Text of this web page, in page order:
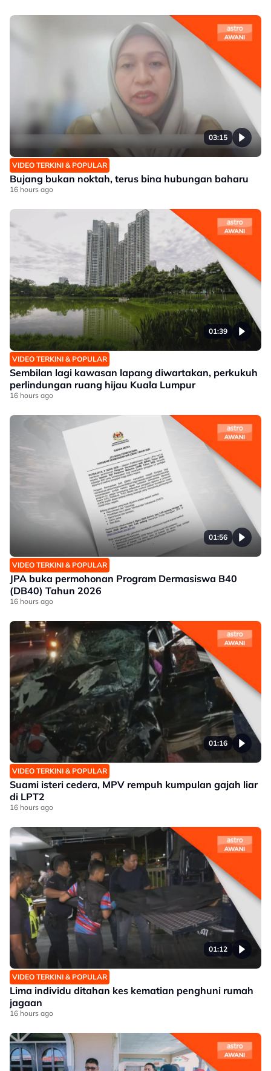
03:15
VIDEO TERKINI & POPULAR
Bujang bukan noktah, terus bina hubungan baharu
16 hours ago
01:39
VIDEO TERKINI & POPULAR
Sembilan lagi kawasan lapang diwartakan, perkukuh
perlindungan ruang hijau Kuala Lumpur
16 hours ago
01:56
VIDEO TERKINI & POPULAR
JPA buka permohonan Program Dermasiswa B40
(DB40) Tahun 2026
16 hours ago
01:16
VIDEO TERKINI & POPULAR
Suami isteri cedera, MPV rempuh kumpulan gajah liar
di LPT2
16 hours ago
01:12
VIDEO TERKINI & POPULAR
Lima individu ditahan kes kematian penghuni rumah
jagaan
16 hours ago